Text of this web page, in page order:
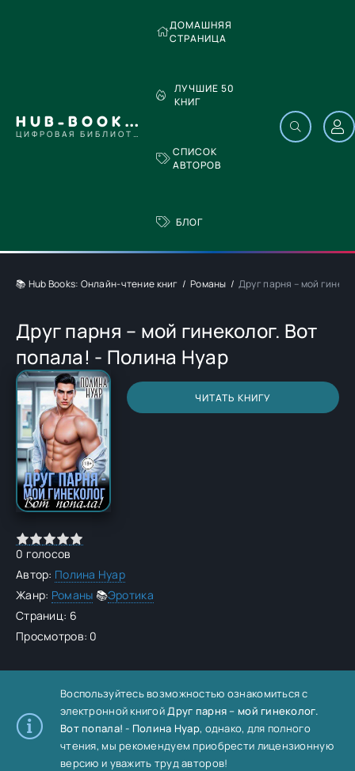
HUB-BOOKS.COM
ЦИФРОВАЯ БИБЛИОТЕКА
ДОМАШНЯЯ
СТРАНИЦА
ЛУЧШИЕ 50
КНИГ
СПИСОК
АВТОРОВ
БЛОГ
📚 Hub Books: Онлайн-чтение книг Романы Друг парня – мой
Друг парня – мой гинеколог. Вот
попала! - Полина Нуар
ЧИТАТЬ КНИГУ
0 голосов
Автор: Полина Нуар
Жанр: Романы 📚Эротика
Страниц: 6
Просмотров: 0
Воспользуйтесь возможностью ознакомиться с
электронной книгойДруг парня – мой гинеколог.
Вот попала! - Полина Нуар, однако, для полного
чтения, мы рекомендуем приобрести лицензионную
версию и уважить труд авторов!